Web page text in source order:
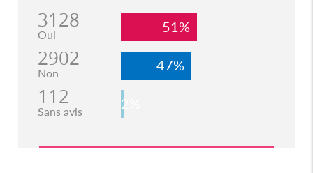
3128
Oui 51%
2902
Non 47%
112
Sans avis 2%